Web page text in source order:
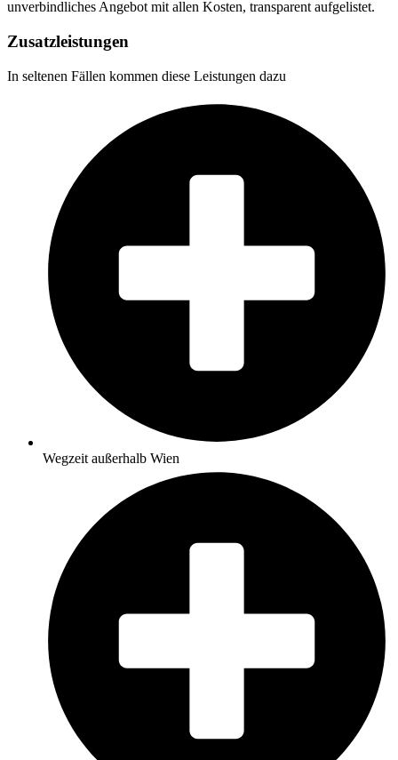
unverbindliches Angebot mit allen Kosten, transparent aufgelistet.
Zusatzleistungen
In seltenen Fällen kommen diese Leistungen dazu
Wegzeit außerhalb Wien